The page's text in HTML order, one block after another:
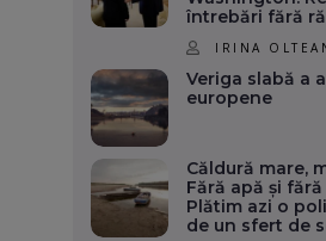
întrebări fără
IRINA
Veriga slabă a
europene
Căldură mare,
Fără apă și
Plătim azi o
de un sfert de